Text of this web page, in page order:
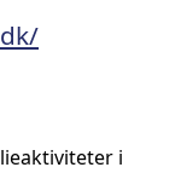
i